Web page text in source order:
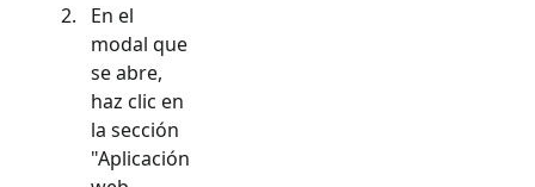
En el
modal que
se abre,
haz clic en
la sección
"Aplicación